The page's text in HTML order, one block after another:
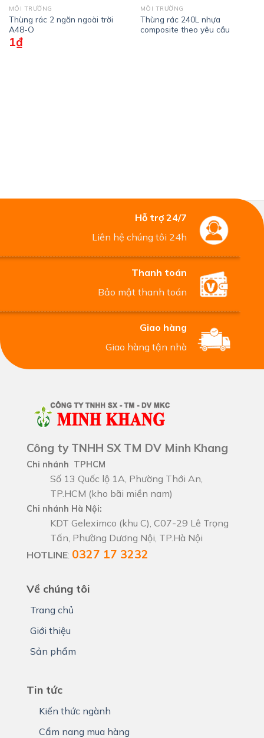
MÔI TRƯỜNG
Thùng rác 2 ngăn ngoài trời
A48-O
1₫
MÔI TRƯỜNG
Thùng rác 240L nhựa
composite theo yêu cầu
Hỗ trợ 24/7
Liên hệ chúng tôi 24h
Thanh toán
Bảo mật thanh toán
Giao hàng
Giao hàng tận nhà
Công ty TNHH SX TM DV Minh Khang
Chi nhánh TPHCM
Số 13 Quốc lộ 1A, Phường Thới An,
TP.HCM (kho bãi miền nam)
Chi nhánh Hà Nội:
KDT Geleximco (khu C), C07-29 Lê Trọng
Tấn, Phường Dương Nội, TP.Hà Nội
HOTLINE: 0327 17 3232
Về chúng tôi
Trang chủ
Giới thiệu
Sản phẩm
Tin tức
Kiến thức ngành
Cẩm nang mua hàng